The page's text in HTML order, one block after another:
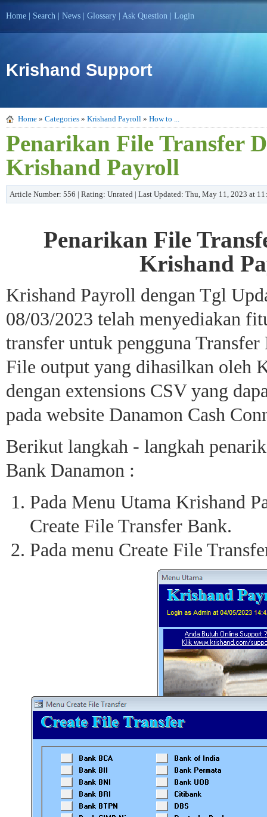
Home Search News Glossary Ask Question Login
Krishand Support
Home » Categories » Krishand Payroll » How to ...
Penarikan File Transfer
Krishand Payroll
Article Number: 556 | Rating: Unrated | Last Updated: Thu, May 11, 2023 at
Penarikan File
Krishand
Krishand Payroll dengan Tgl
08/03/2023 telah menyediakan
transfer untuk pengguna
File output yang dihasilkan oleh
dengan extensions CSV yang
pada website Danamon Cash
Berikut langkah - langkah
Bank Danamon :
Pada Menu Utama Krishand
Create File Transfer Bank.
Pada menu Create File